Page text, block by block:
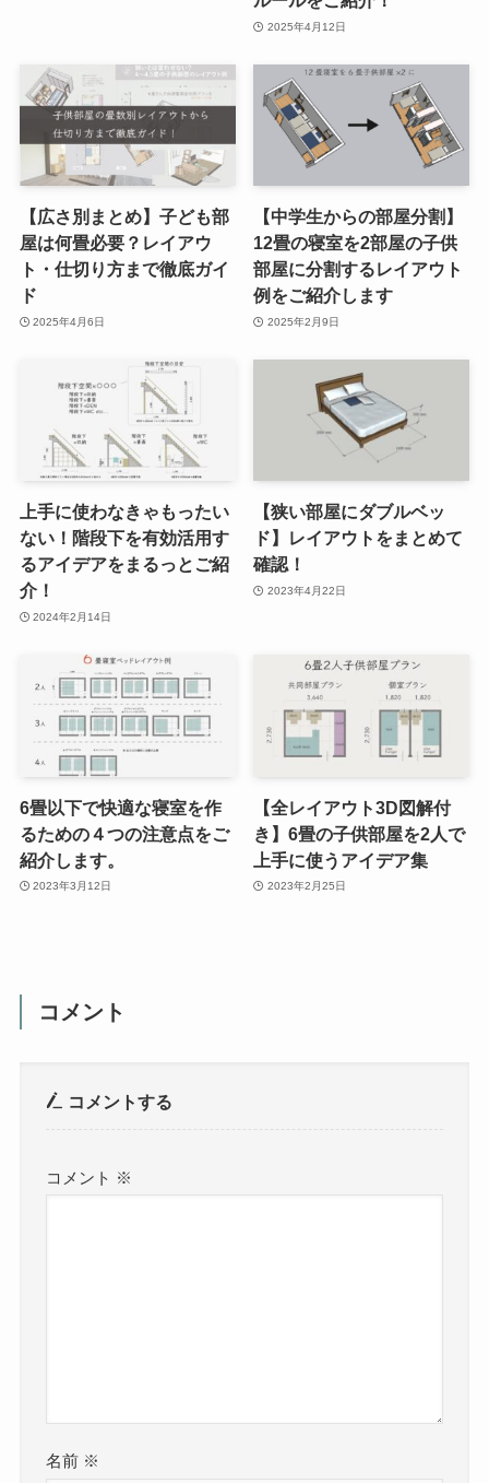
2025年4月12日
【広さ別まとめ】子ども部
屋は何畳必要？レイアウ
ト・仕切り方まで徹底ガイ
ド
2025年4月6日
【中学生からの部屋分割】
12畳の寝室を2部屋の子供
部屋に分割するレイアウト
例をご紹介します
2025年2月9日
上手に使わなきゃもったい
ない！階段下を有効活用す
るアイデアをまるっとご紹
介！
2024年2月14日
【狭い部屋にダブルベッ
ド】レイアウトをまとめて
確認！
2023年4月22日
6畳以下で快適な寝室を作
るための４つの注意点をご
紹介します。
2023年3月12日
【全レイアウト3D図解付
き】6畳の子供部屋を2人で
上手に使うアイデア集
2023年2月25日
コメント
コメントする
コメント ※
名前 ※